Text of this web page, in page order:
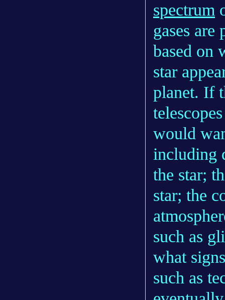
spectrum
gases are
based on
star
planet. If
would
including
the star;
star; the
such as
what
such as